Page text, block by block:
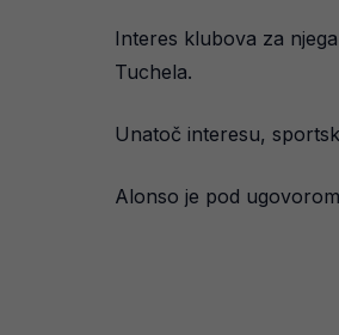
Interes klubova za
Tuchela.
Unatoč interesu,
Alonso je pod